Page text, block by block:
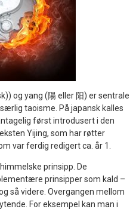
og yang (陽 eller 阳) er sentrale
taoisme. På japansk kalles
først introdusert i den
Yijing, som har røtter
var ferdig redigert ca. år 1.
prinsipp. De
prinsipper som kald –
så videre. Overgangen mellom
For eksempel kan man i